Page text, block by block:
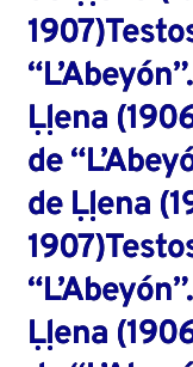
Ḷḷena
de
de Ḷḷena
Ḷḷena